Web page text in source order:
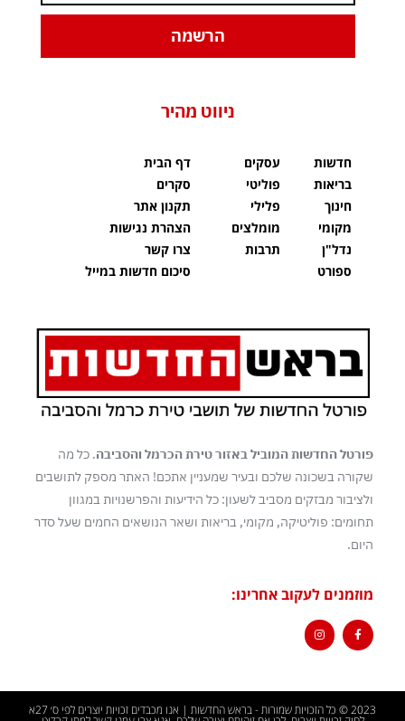
הרשמה
ניווט מהיר
חדשות
בריאות
חינוך
מקומי
נדל"ן
ספורט
עסקים
פוליטי
פלילי
מומלצים
תרבות
דף הבית
סקרים
תקנון אתר
הצהרת נגישות
צרו קשר
סיכום חדשות במייל
פורטל החדשות המוביל באזור טירת הכרמל והסביבה. כל מה
שקורה בשכונה שלכם ובעיר שמעניין אתכם! האתר מספק לתושבים
ולציבור מבזקים מסביב לשעון: כל הידיעות והפרשנויות במגוון
תחומים: פוליטיקה, מקומי, בריאות ושאר הנושאים החמים שעל סדר
היום.
מוזמנים לעקוב אחרינו:
2023 © כל הזכויות שמורות - בראש החדשות | אנו מכבדים זכויות יוצרים לפי ס׳ 27א